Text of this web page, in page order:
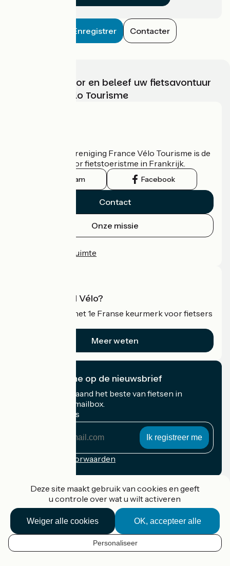
NL
Enregistrer Contacter
Kies, bereid voor en beleef uw fietsavontuur
met France Vélo Tourisme
De nationale vereniging France Vélo Tourisme is de
officiële gids voor fietstoeristme in Frankrijk.
Instagram Facebook
Contact
Onze missie
Professionele ruimte
Wat is Accueil Vélo?
Accueil Vélo is het 1e Franse keurmerk voor fietsers
Meer weten
Ik abonneer me op de nieuwsbrief
Ontvang elke maand het beste van fietsen in
Frankrijk in uw mailbox.
Mijn e-mailadres
Inschrijvingsvoorwaarden
Accueil Vélo Pro
Contact
Wettelijke informatie
Deze site maakt gebruik van cookies en geeft
u controle over wat u wilt activeren
OK, accepteer alle
Weiger alle cookies
Personaliseer